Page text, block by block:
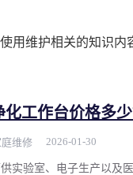
用维护相关的知识
化工作台价格多
庭维修 2026-01-30
供实验室、电子生产以及